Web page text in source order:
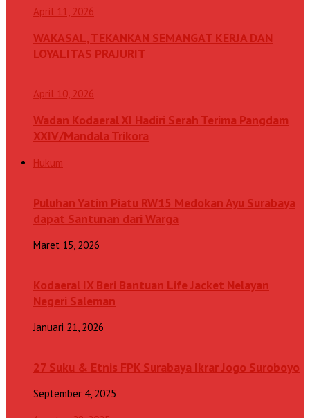
April 11, 2026
WAKASAL, TEKANKAN SEMANGAT KERJA DAN
LOYALITAS PRAJURIT
April 10, 2026
Wadan Kodaeral XI Hadiri Serah Terima Pangdam
XXIV/Mandala Trikora
Hukum
Puluhan Yatim Piatu RW15 Medokan Ayu Surabaya
dapat Santunan dari Warga
Maret 15, 2026
Kodaeral IX Beri Bantuan Life Jacket Nelayan
Negeri Saleman
Januari 21, 2026
27 Suku & Etnis FPK Surabaya Ikrar Jogo Suroboyo
September 4, 2025